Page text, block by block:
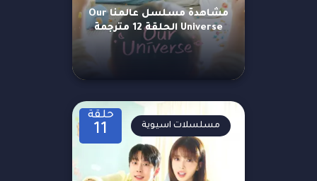
مشاهدة مسلسل عالمنا Our
Universe الحلقة 12 مترجمة
حلقة
11 مسلسلات اسيوية